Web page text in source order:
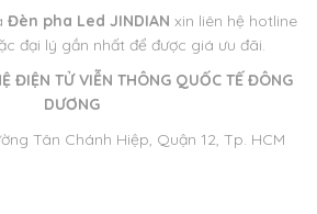
Đèn pha Led JINDIAN xin liên hệ hotline
đại lý gần nhất để được giá ưu đãi.
ĐIỆN TỬ VIỄN THÔNG QUỐC TẾ ĐÔNG
DƯƠNG
Tân Chánh Hiệp, Quận 12, Tp. HCM